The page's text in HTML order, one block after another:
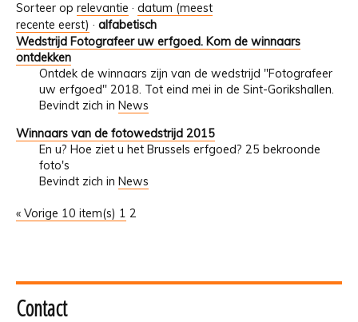
Sorteer op relevantie · datum (meest
recente eerst) · alfabetisch
Wedstrijd Fotografeer uw erfgoed. Kom de winnaars
ontdekken
Ontdek de winnaars zijn van de wedstrijd "Fotografeer
uw erfgoed" 2018. Tot eind mei in de Sint-Gorikshallen.
Bevindt zich in News
Winnaars van de fotowedstrijd 2015
En u? Hoe ziet u het Brussels erfgoed? 25 bekroonde
foto's
Bevindt zich in News
« Vorige 10 item(s) 1 2
Contact